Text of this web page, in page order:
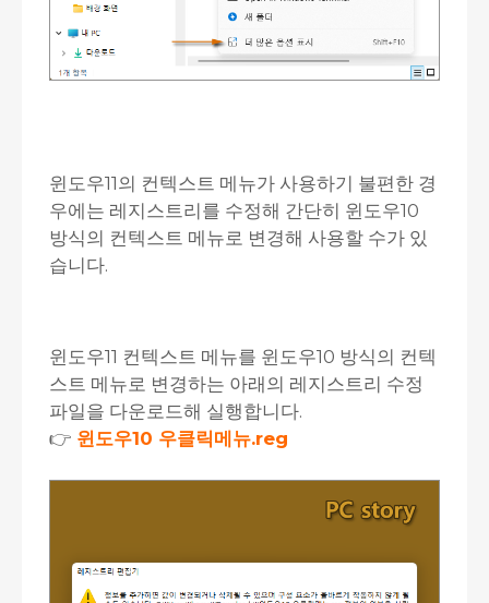
윈도우11의 컨텍스트 메뉴가 사용하기 불편한 경
우에는 레지스트리를 수정해 간단히 윈도우10
방식의 컨텍스트 메뉴로 변경해 사용할 수가 있
습니다.
윈도우11 컨텍스트 메뉴를 윈도우10 방식의 컨텍
스트 메뉴로 변경하는 아래의 레지스트리 수정
파일을 다운로드해 실행합니다.
👉 윈도우10 우클릭메뉴.reg